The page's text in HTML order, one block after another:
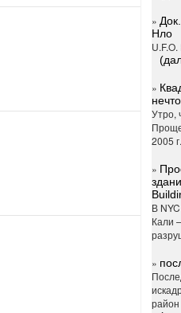
»
Нло
»
нечто
Утро,
2005 г.
»
В
Кали
»